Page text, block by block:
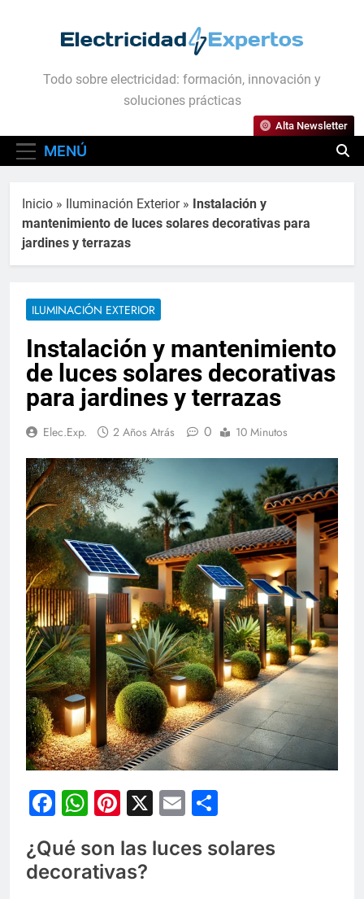
Electricidad Expertos
Todo sobre electricidad: formación, innovación y
soluciones prácticas
MENÚ
Alta Newsletter
Inicio » Iluminación Exterior» Instalación y
mantenimiento de luces solares decorativas para
jardines y terrazas
ILUMINACIÓN EXTERIOR
Instalación y mantenimiento
de luces solares decorativas
para jardines y terrazas
Elec.Exp. 2 Años Atrás 0 10 Minutos
Facebook
WhatsApp
Pinterest
X Email
¿Qué son las luces solares
decorativas?